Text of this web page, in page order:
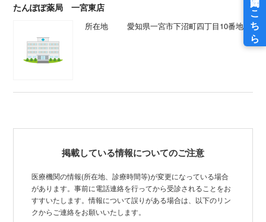
たんぽぽ薬局 一宮東店
所在地 愛知県一宮市下沼町四丁目10番地3
掲載している情報についてのご注意
医療機関の情報(所在地、診療時間等)が変更になっている場合
があります。事前に電話連絡を行ってから受診されることをお
すすいたします。情報について誤りがある場合は、以下のリン
クからご連絡をお願いいたします。